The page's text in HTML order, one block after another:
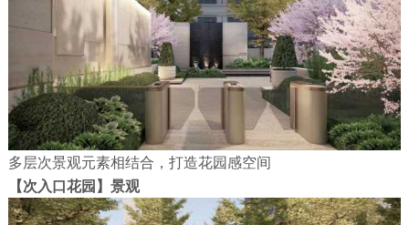
多层次景观元素相结合，打造花园感空间
【次入口花园】景观